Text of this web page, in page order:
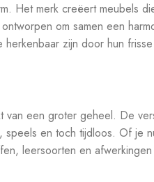
Het merk creëert meubels
om samen een
zijn door hun
van een groter geheel. De
en toch tijdloos. Of
leersoorten en